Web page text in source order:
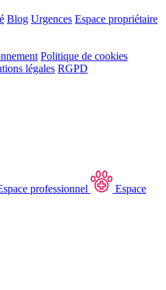
Blog Urgences Espace propriétaire
Politique de cookies
légales RGPD
professionnel
Espace